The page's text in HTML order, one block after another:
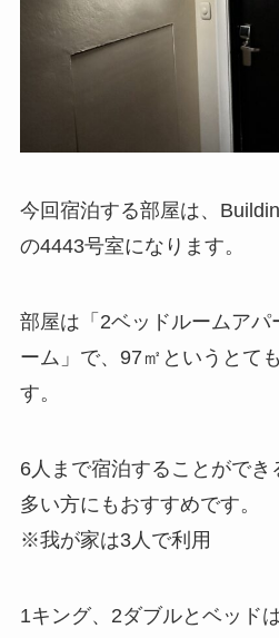
今回宿泊する部屋は、
の4443号室になります。
部屋は「2ベッドルームア
ーム」で、97㎡というとて
す。
6人まで宿泊することがで
多い方にもおすすめです。
※我が家は3人で利用
1キング、2ダブルとベッド